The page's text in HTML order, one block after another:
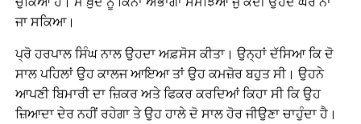
ਜਾ ਸਕਿਆ।
ਪ੍ਰੋ ਹਰਪਾਲ ਸਿੰਘ ਨਾਲ ਉਹਦਾ ਅਫ਼ਸੋਸ ਕੀਤਾ। ਉਨ੍ਹਾਂ ਦੱਸਿਆ ਕਿ ਦੋ
ਸਾਲ ਪਹਿਲਾਂ ਉਹ ਕਾਲਜ ਆਇਆ ਤਾਂ ਉਹ ਕਮਜ਼ੋਰ ਬਹੁਤ ਸੀ। ਉਹਨੇ
ਆਪਣੀ ਬਿਮਾਰੀ ਦਾ ਜ਼ਿਕਰ ਅਤੇ ਫਿਕਰ ਕਰਦਿਆਂ ਕਿਹਾ ਸੀ ਕਿ ਉਹ
ਜ਼ਿਆਦਾ ਦੇਰ ਨਹੀਂ ਰਹੇਗਾ ਤੇ ਉਹ ਹਾਲੇ ਦੋ ਸਾਲ ਹੋਰ ਜੀਉਣਾ ਚਾਹੁੰਦਾ ਹੈ।